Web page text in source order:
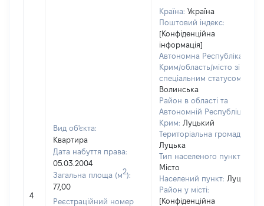
4
Вид об'єкта:
Квартира
Дата набуття права:
05.03.2004
Загальна площа (м2):
77,00
Реєстраційний номер
Країна: Україна
Поштовий індекс:
[Конфіденційна
інформація]
Автономна Республіка
Крим/область/місто зі
спеціальним статусом:
Волинська
Район в області та
Автономній Республіці
Крим: Луцький
Територіальна громада:
Луцька
Тип населеного пункту:
Місто
Населений пункт: Луцьк
Район у місті:
[Конфіденційна